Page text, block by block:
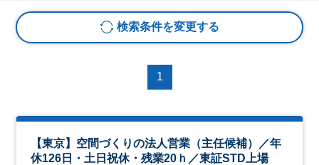
検索条件を変更する
1
【東京】空間づくりの法人営業（主任候補）／年
休126日・土日祝休・残業20ｈ／東証STD上場